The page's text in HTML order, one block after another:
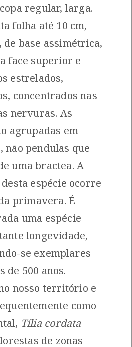
1
Tamargueira
Tamarix africana
[Comum]
Autóctone
Última observação por:
Rafael C.
Cotovia-de-poupa
[Residente]
regular, larga.
folha até 10 cm,
de base assimétrica,
face superior e
estrelados,
concentrados nas
nervuras. As
agrupadas em
não pendulas que
uma bractea. A
espécie ocorre
primavera. É
uma espécie
longevidade,
se exemplares
de 500 anos.
nosso território e
como
Tília cordata
de zonas